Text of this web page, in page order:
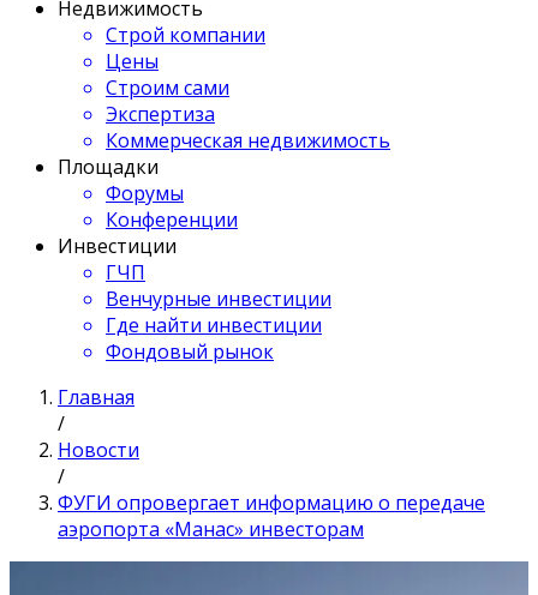
Недвижимость
Строй компании
Цены
Строим сами
Экспертиза
Коммерческая недвижимость
Площадки
Форумы
Конференции
Инвестиции
ГЧП
Венчурные инвестиции
Где найти инвестиции
Фондовый рынок
Главная
/
Новости
/
ФУГИ опровергает информацию о передаче
аэропорта «Манас» инвесторам